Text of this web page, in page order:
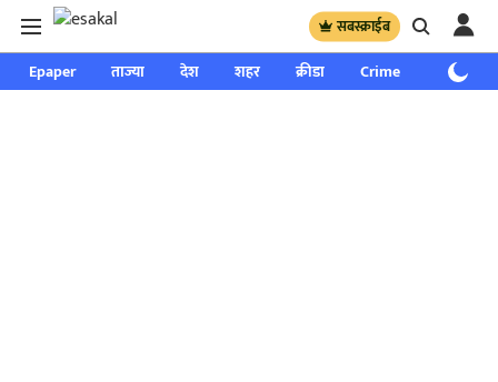
सबस्क्राईब
Epaper ताज्या देश शहर क्रीडा Crime साप्ताहिक